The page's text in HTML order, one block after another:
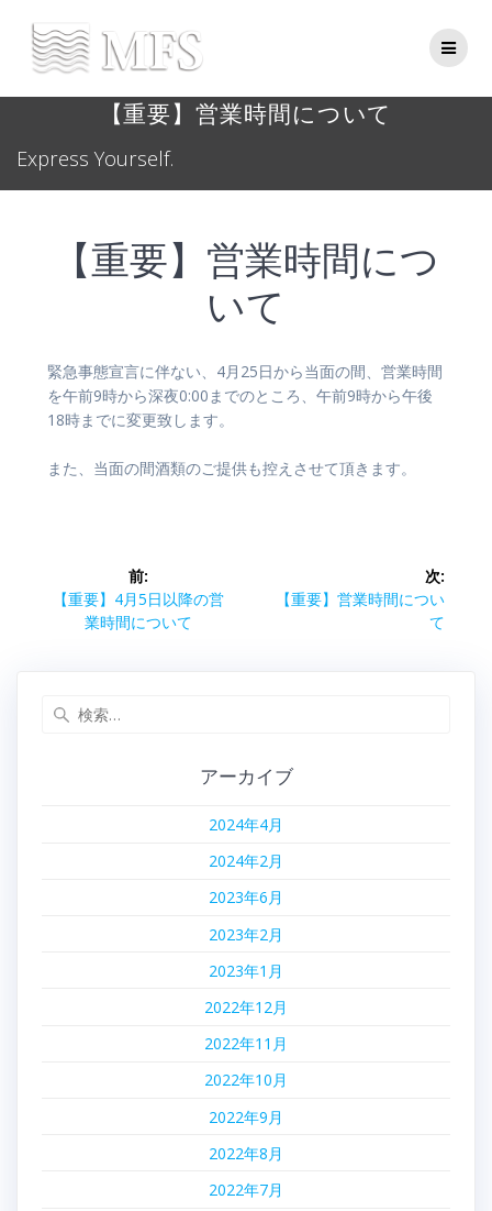
【重要】営業時間について
Express Yourself.
【重要】営業時間につ
いて
緊急事態宣言に伴ない、4月25日から当面の間、営業時間
を午前9時から深夜0:00までのところ、午前9時から午後
18時までに変更致します。
また、当面の間酒類のご提供も控えさせて頂きます。
ビ
前:
前【重要】4月5日以降の営
業時間について
次:
次【重要】営業時間につい
て
アーカイブ
2024年4月
2024年2月
2023年6月
2023年2月
2023年1月
2022年12月
2022年11月
2022年10月
2022年9月
2022年8月
2022年7月